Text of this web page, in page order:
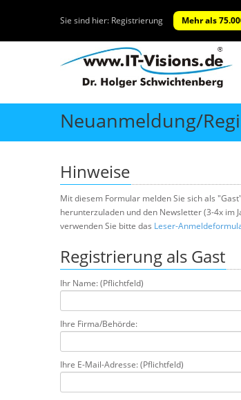
Sie sind hier: Registrierung Mehr als
Neuanmeldung/
Hinweise
Mit diesem Formular melden Sie sich als
herunterzuladen und den Newsletter (3-4x im
verwenden Sie bitte das Leser-
Registrierung als Gast
Ihr Name: (Pflichtfeld)
Ihre Firma/Behörde:
Ihre E-Mail-Adresse: (Pflichtfeld)